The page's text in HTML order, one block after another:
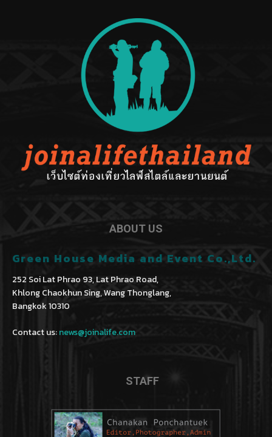
ABOUT US
Green House Media and Event Co.,Ltd.
252 Soi Lat Phrao 93, Lat Phrao Road,
Khlong Chaokhun Sing, Wang Thonglang,
Bangkok 10310
Contact us:news@joinalife.com
STAFF